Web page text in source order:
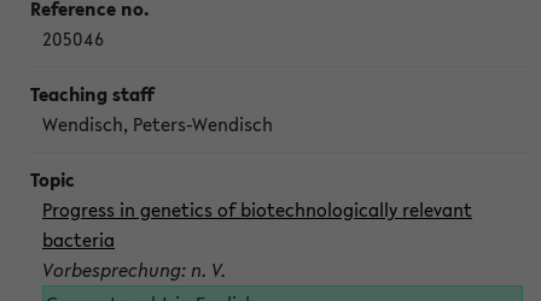
205046
Wendisch, Peters-Wendisch
Progress in genetics of biotechnologically relevant
bacteria
Vorbesprechung: n. V.